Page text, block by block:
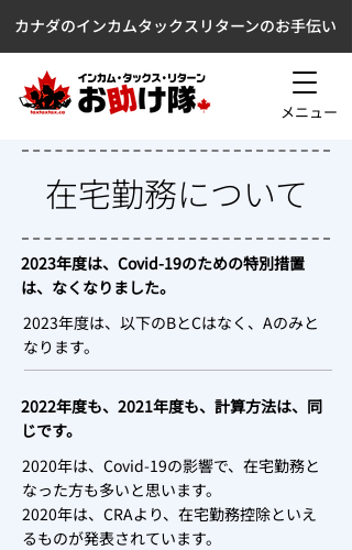
メニュー
カナダのインカムタックスリターンのお手伝い
在宅勤務について
2023年度は、Covid-19のための特別措置
は、なくなりました。
2023年度は、以下のBとCはなく、Aのみと
なります。
2022年度も、2021年度も、計算方法は、同
じです。
2020年は、Covid-19の影響で、在宅勤務と
なった方も多いと思います。
2020年は、CRAより、在宅勤務控除といえ
るものが発表されています。